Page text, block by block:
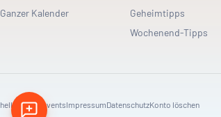
Ganzer Kalender
Geheimtipps
Wochenend-Tipps
hello@dayt.eventsImpressumDatenschutzKonto löschen